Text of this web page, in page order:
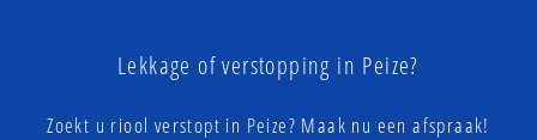
Lekkage of verstopping in Peize?
Zoekt u riool verstopt in Peize? Maak nu een afspraak!